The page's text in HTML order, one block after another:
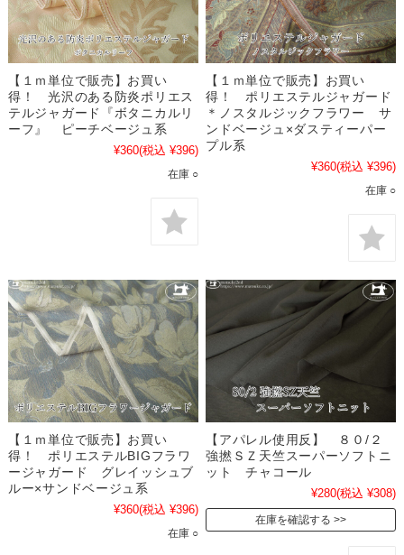
【１ｍ単位で販売】お買い
得！ 光沢のある防炎ポリエス
テルジャガード『ボタニカルリ
ーフ』 ピーチベージュ系
¥360(税込 ¥396)
在庫 ○
【１ｍ単位で販売】お買い
得！ ポリエステルジャガード
＊ノスタルジックフラワー サ
ンドベージュ×ダスティーパー
プル系
¥360(税込 ¥396)
在庫 ○
【１ｍ単位で販売】お買い
得！ ポリエステルBIGフラワ
ージャガード グレイッシュブ
ルー×サンドベージュ系
¥360(税込 ¥396)
在庫 ○
【アパレル使用反】 ８０/２
強撚ＳＺ天竺スーパーソフトニ
ット チャコール
¥280(税込 ¥308)
在庫を確認する